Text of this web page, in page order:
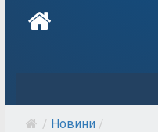
/ Новини /